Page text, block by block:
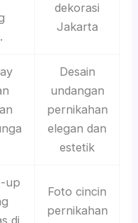
dekorasi
Jakarta
Desain
undangan
pernikahan
elegan dan
estetik
up
Foto cincin
pernikahan